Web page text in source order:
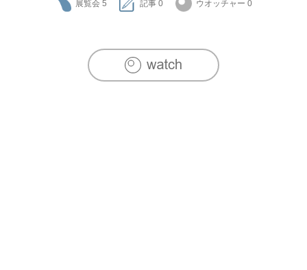
展覧会 5 記事 0 ウオッチャー 0